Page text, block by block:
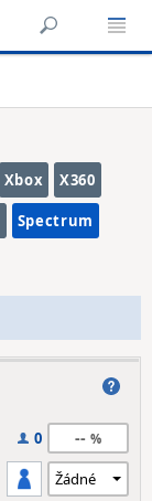
Xbox X360
Spectrum
0 --